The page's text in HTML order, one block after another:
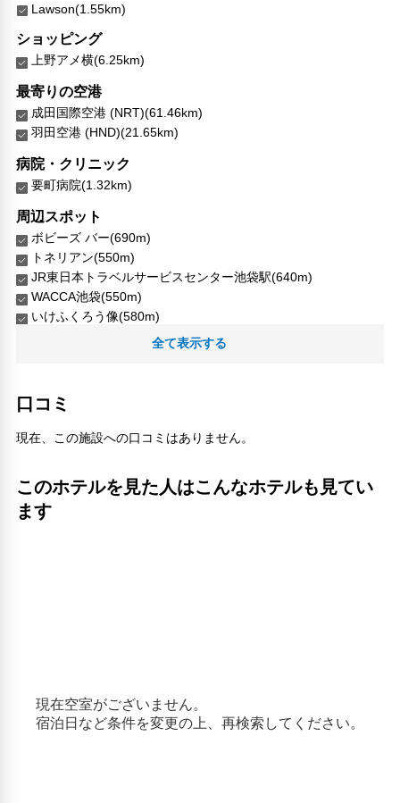
Lawson(1.55km)
ショッピング
上野アメ横(6.25km)
最寄りの空港
成田国際空港 (NRT)(61.46km)
羽田空港 (HND)(21.65km)
病院・クリニック
要町病院(1.32km)
周辺スポット
ボビーズ バー(690m)
トネリアン(550m)
JR東日本トラベルサービスセンター池袋駅(640m)
WACCA池袋(550m)
いけふくろう像(580m)
豊島区豊島区立池袋スポーツセンター(200m)
豊島観光案内所(670m)
人気スポット
外源堂(7.95km)
新宿御苑(5.61km)
全て表示する
口コミ
現在、この施設への口コミはありません。
このホテルを見た人はこんなホテルも見てい
ます